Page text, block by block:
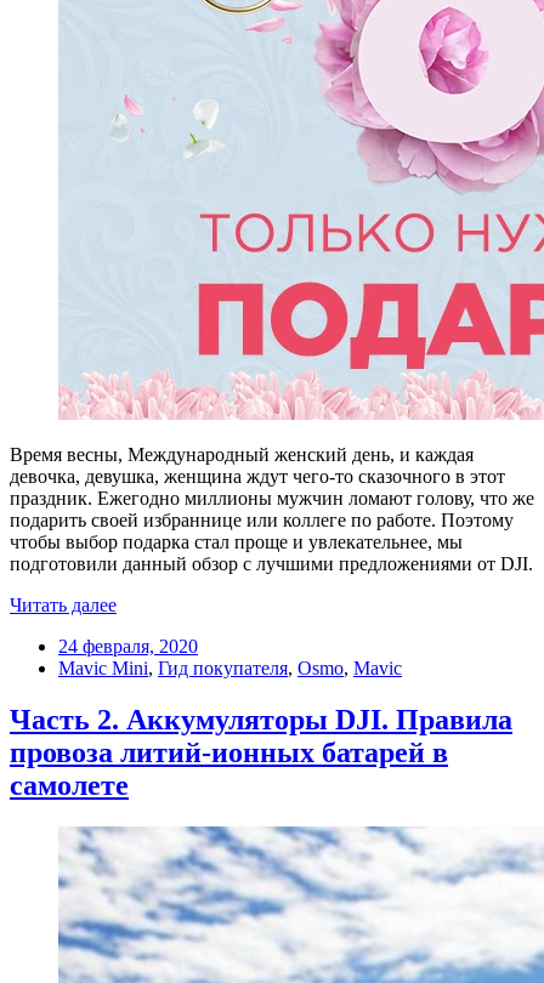
Время весны, Международный женский день, и каждая
девочка, девушка, женщина ждут чего-то сказочного в этот
праздник. Ежегодно миллионы мужчин ломают голову, что же
подарить своей избраннице или коллеге по работе. Поэтому
чтобы выбор подарка стал проще и увлекательнее, мы
подготовили данный обзор с лучшими предложениями от DJI.
Читать далее
24 февраля, 2020
Mavic Mini, Гид покупателя, Osmo, Mavic
Часть 2. Аккумуляторы DJI. Правила
провоза литий-ионных батарей в
самолете